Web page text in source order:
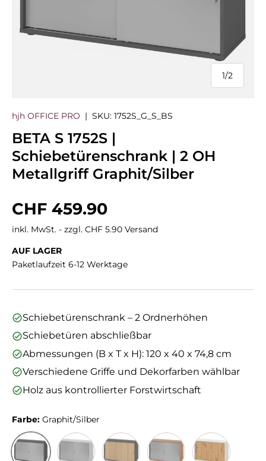
1/
von
2
hjh OFFICE PRO | SKU: 1752S_G_S_BS
BETA S 1752S |
Schiebetürenschrank | 2 OH
Metallgriff Graphit/Silber
Normaler Preis
CHF 459.90
inkl. MwSt. - zzgl. CHF 5.90 Versand
AUF LAGER
Paketlaufzeit 6-12 Werktage
Schiebetürenschrank – 2 Ordnerhöhen
Schiebetüren abschließbar
Abmessungen (B x T x H): 120 x 40 x 74,8 cm
Verschiedene Griffe und Dekorfarben wählbar
Holz aus kontrollierter Forstwirtschaft
Farbe: Graphit/Silber